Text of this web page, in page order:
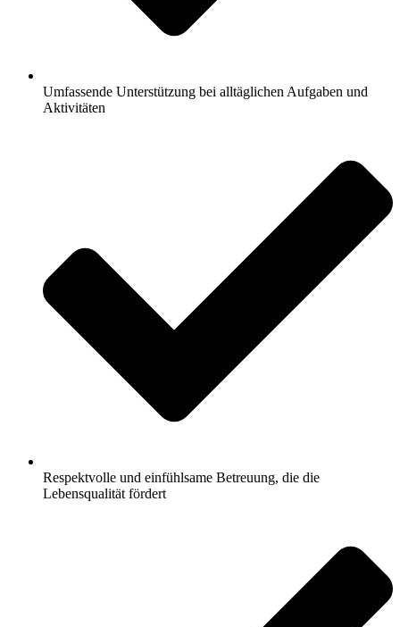
Umfassende Unterstützung bei alltäglichen Aufgaben und
Aktivitäten
Respektvolle und einfühlsame Betreuung, die die
Lebensqualität fördert